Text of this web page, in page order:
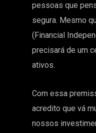
pessoas que
segura. Mesmo
(Financial
precisará de um
ativos.
Com essa
acredito que vá
nossos